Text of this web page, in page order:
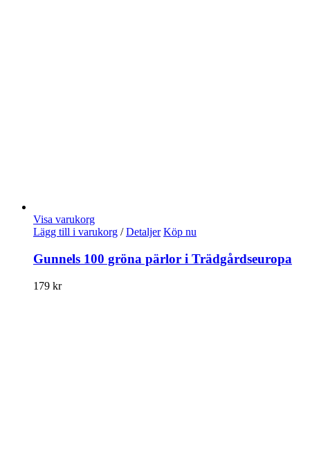
Visa varukorg
Lägg till i varukorg / Detaljer Köp nu
Gunnels 100 gröna pärlor i Trädgårdseuropa
179 kr